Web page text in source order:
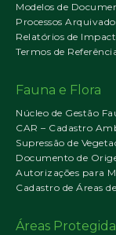
Modelos de
Processos
Relatórios de
Termos de
Fauna e Flora
Núcleo de Gestão
CAR – Cadastro
Supressão de
Documento de
Autorizações para
Cadastro de Áreas
Áreas